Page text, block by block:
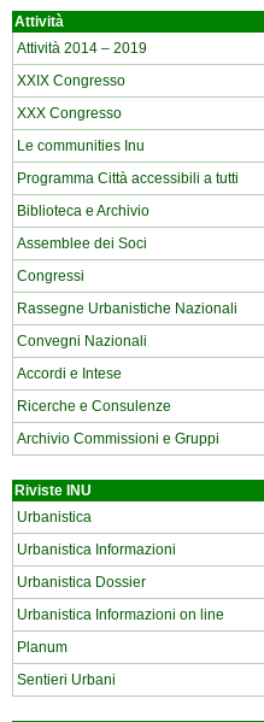
Attività
Attività 2014 – 2019
XXIX Congresso
XXX Congresso
Le communities Inu
Programma Città accessibili a tutti
Biblioteca e Archivio
Assemblee dei Soci
Congressi
Rassegne Urbanistiche Nazionali
Convegni Nazionali
Accordi e Intese
Ricerche e Consulenze
Archivio Commissioni e Gruppi
Riviste INU
Urbanistica
Urbanistica Informazioni
Urbanistica Dossier
Urbanistica Informazioni on line
Planum
Sentieri Urbani